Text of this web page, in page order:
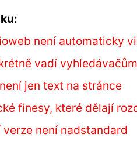
není automaticky
vadí vyhledávačům
jen text na stránce
finesy, které dělají
verze není nadstandard